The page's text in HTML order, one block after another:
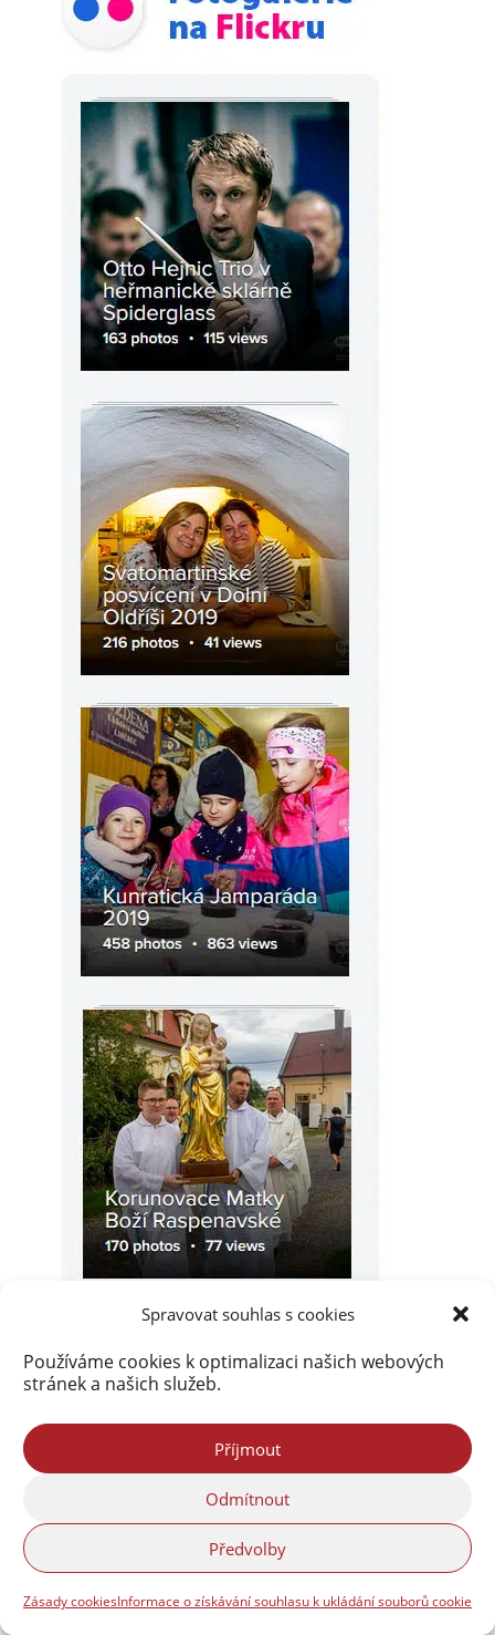
Spravovat souhlas s cookies
Používáme cookies k optimalizaci našich webových
stránek a našich služeb.
Příjmout
Odmítnout
Předvolby
Zásady cookiesInformace o získávání souhlasu k ukládání souborů cookie
Akismetzablokoval
289 857 spamů